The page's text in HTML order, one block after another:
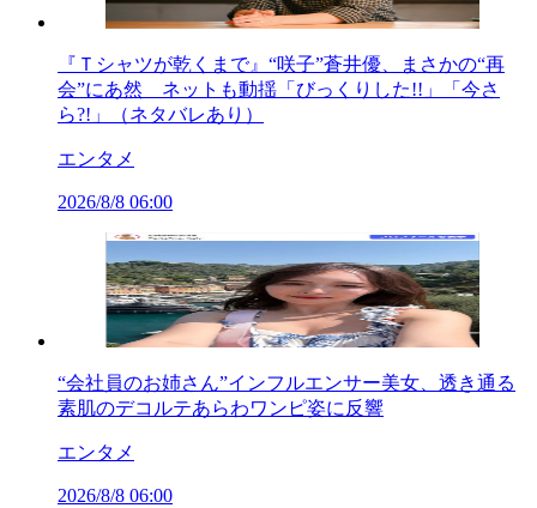
『Ｔシャツが乾くまで』“咲子”蒼井優、まさかの“再
会”にあ然 ネットも動揺「びっくりした!!」「今さ
ら?!」（ネタバレあり）
エンタメ
2026/8/8 06:00
“会社員のお姉さん”インフルエンサー美女、透き通る
素肌のデコルテあらわワンピ姿に反響
エンタメ
2026/8/8 06:00